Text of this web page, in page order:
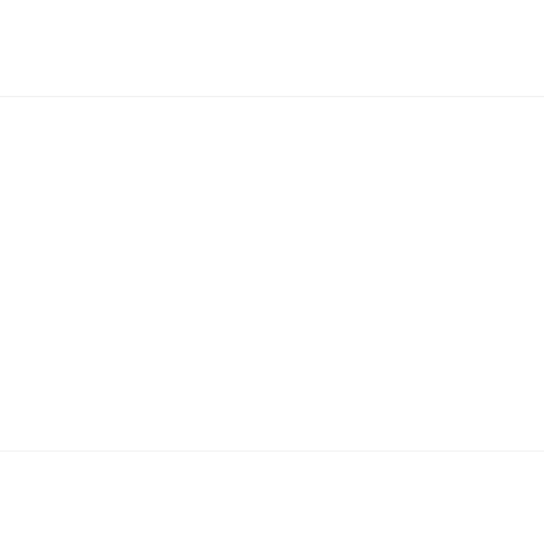
Nếu đèn tín hiệu báo màu đỏ là bạn đang đặt sai vị trí
5-10 giây sau khi màn hình tắt hẳn bạn làm lại từ đầu.
báo thành công, bạn văn tay nắm theo chiều kim
màu đỏ là bạn đang nhập sai mật mã hoặc nhập
tắt hẳn bạn làm lại từ đầu.
mã. Tính năng này thường dùng khi cả 2 người cùng
ty, lễ tân hay phòng kế toán, phòng hồ sơ, lưu trữ
phím và các phím số sáng đèn. Bạn ấn “dấu #” rồi nhập
vân tay và nút quét vân tay. Khi đèn xanh báo thành
cách cửa để mở két. Hoặc ngược lại. Nếu đèn tín hiệu